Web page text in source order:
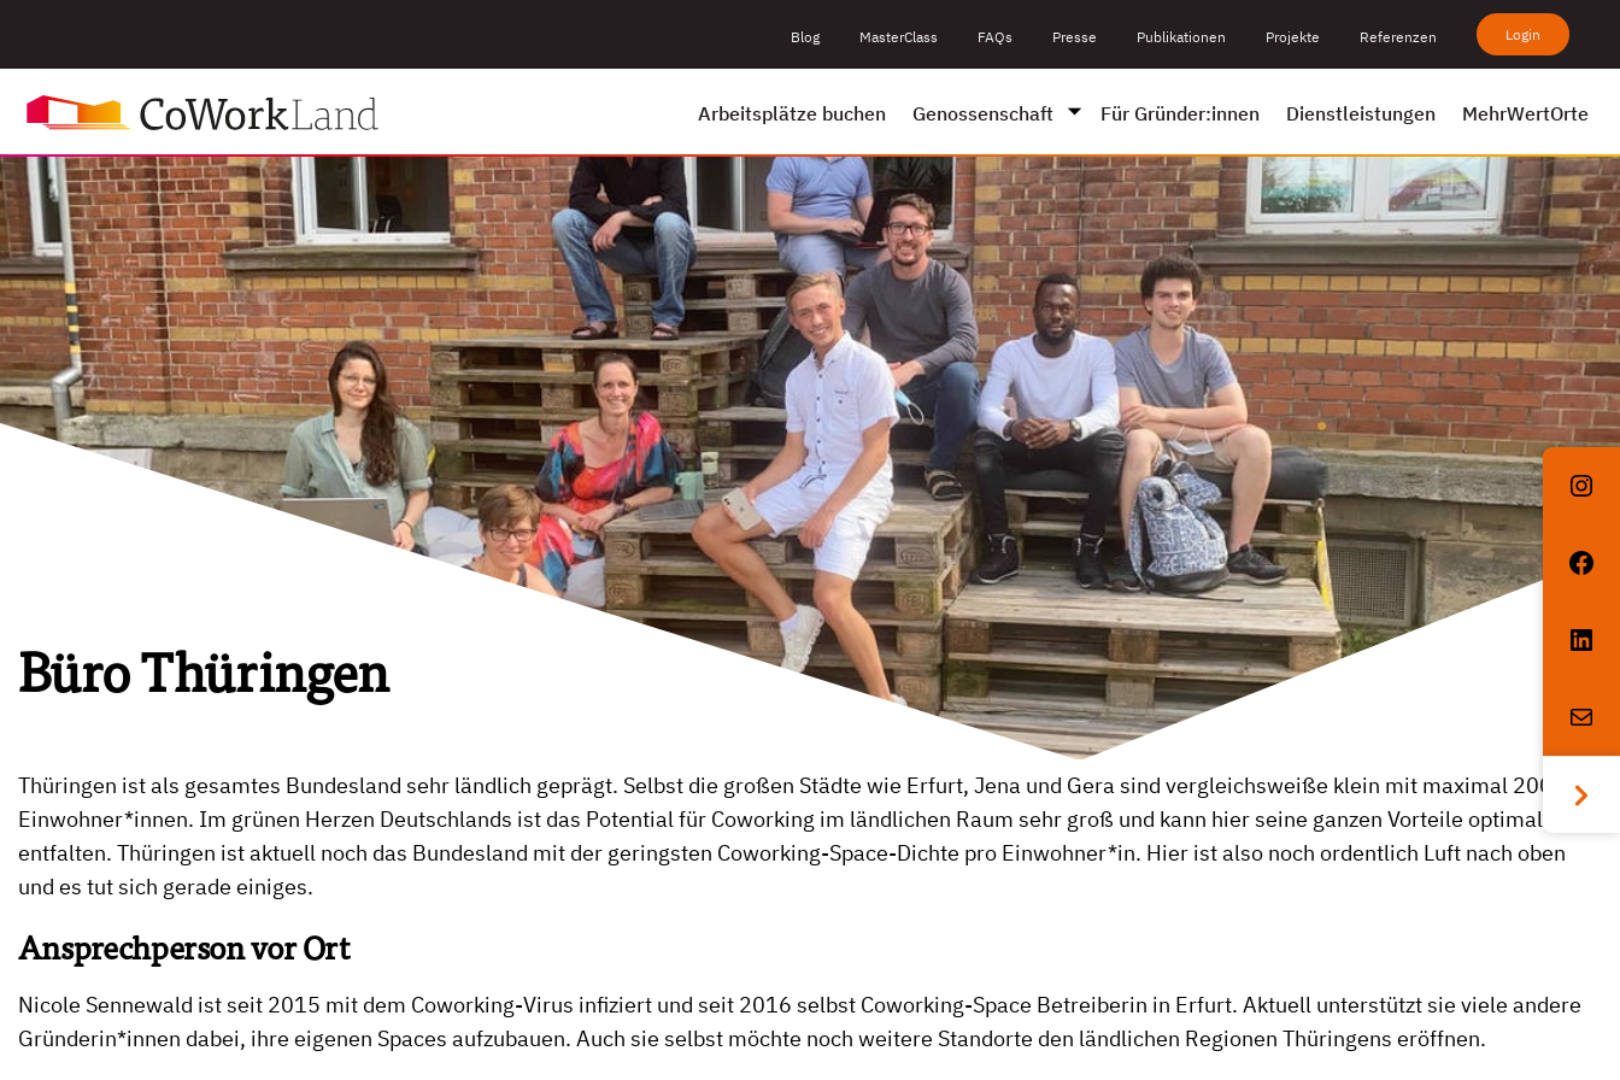
Blog MasterClass FAQs Presse Publikationen Projekte Referenzen Login
Arbeitsplätze buchen Genossenschaft Für Gründer:innen Dienstleistungen MehrWertOrte
Büro Thüringen
Thüringen ist als gesamtes Bundesland sehr ländlich geprägt. Selbst die großen Städte wie Erfurt, Jena und Gera sind vergleichsweiße klein mit maximal 200.000
Einwohner*innen. Im grünen Herzen Deutschlands ist das Potential für Coworking im ländlichen Raum sehr groß und kann hier seine ganzen Vorteile optimal
entfalten. Thüringen ist aktuell noch das Bundesland mit der geringsten Coworking-Space-Dichte pro Einwohner*in. Hier ist also noch ordentlich Luft nach oben
und es tut sich gerade einiges.
Ansprechperson vor Ort
Nicole Sennewald ist seit 2015 mit dem Coworking-Virus infiziert und seit 2016 selbst Coworking-Space Betreiberin in Erfurt. Aktuell unterstützt sie viele andere
Gründerin*innen dabei, ihre eigenen Spaces aufzubauen. Auch sie selbst möchte noch weitere Standorte den ländlichen Regionen Thüringens eröffnen.